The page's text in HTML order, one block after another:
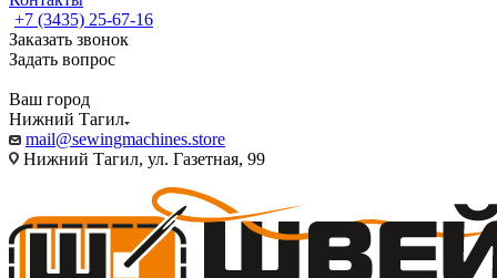
+7 (3435) 25-67-16
Заказать звонок
Задать вопрос
Ваш город
Нижний Тагил
mail@sewingmachines.store
Нижний Тагил, ул. Газетная, 99